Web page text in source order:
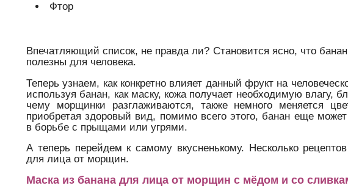
Фтор
Впечатляющий список, не правда ли? Становится ясно, что
полезны для человека.
Теперь узнаем, как конкретно влияет данный фрукт на
используя банан, как маску, кожа получает необходимую влагу,
чему морщинки разглаживаются, также немного меняется
приобретая здоровый вид, помимо всего этого, банан еще
в борьбе с прыщами или угрями.
А теперь перейдем к самому вкусненькому. Несколько
для лица от морщин.
Маска из банана для лица от морщин с мёдом и со